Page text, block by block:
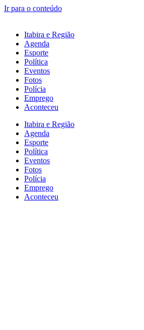
Ir para o conteúdo
Itabira e Região
Agenda
Esporte
Política
Eventos
Fotos
Polícia
Emprego
Aconteceu
Itabira e Região
Agenda
Esporte
Política
Eventos
Fotos
Polícia
Emprego
Aconteceu